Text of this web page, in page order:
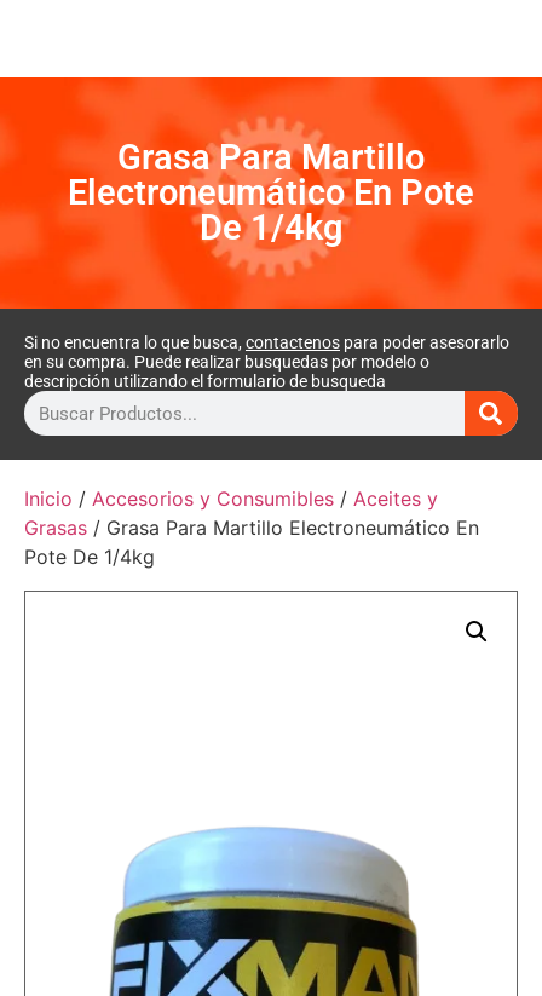
Grasa Para Martillo
Electroneumático En Pote
De 1/4kg
Si no encuentra lo que busca, contactenos para poder asesorarlo
en su compra. Puede realizar busquedas por modelo o
descripción utilizando el formulario de busqueda
Inicio / Accesorios y Consumibles / Aceites y
Grasas / Grasa Para Martillo Electroneumático En
Pote De 1/4kg